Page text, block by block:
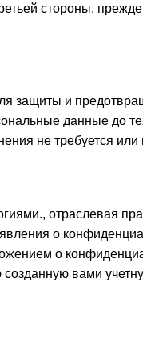
стороны,
защиты и
данные до
не требуется
отраслевая
о
о
вами